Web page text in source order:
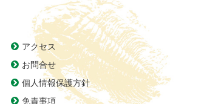
アクセス
お問合せ
個人情報保護方針
免責事項